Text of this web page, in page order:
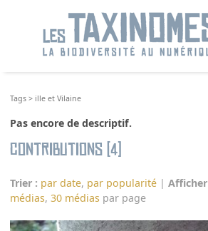
Tags > ille et Vilaine
Pas encore de descriptif.
Contributions (4)
Trier : par date, par popularité |Afficher
médias,30 médias par page